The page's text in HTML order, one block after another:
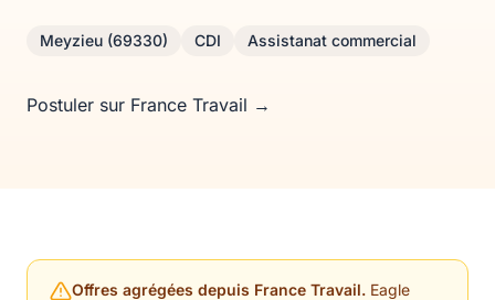
Meyzieu (69330) CDI Assistanat commercial
Postuler sur France Travail →
Offres agrégées depuis France Travail. Eagle